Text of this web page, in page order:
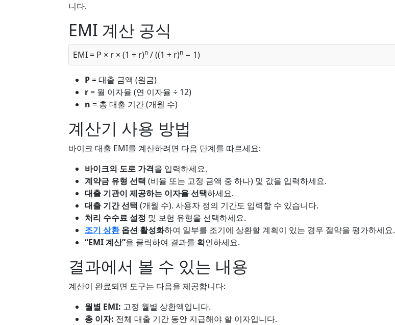
니다.
EMI 계산 공식
EMI = P × r × (1 + r)n / ((1 + r)n − 1)
P= 대출 금액 (원금)
r= 월 이자율 (연 이자율 ÷ 12)
n = 총 대출 기간 (개월 수)
계산기 사용 방법
바이크 대출 EMI를 계산하려면 다음 단계를 따르세요:
바이크의 도로 가격을 입력하세요.
계약금 유형 선택 (비율 또는 고정 금액 중 하나) 및 값을 입력하세요.
대출 기관이 제공하는 이자율 선택하세요.
대출 기간 선택 (개월 수). 사용자 정의 기간도 입력할 수 있습니다.
처리 수수료 설정 및 보험 유형을 선택하세요.
조기 상환옵션 활성화하여 일부를 조기에 상환할 계획이 있는 경우 절약을 평가하세요.
“EMI 계산”을 클릭하여 결과를 확인하세요.
결과에서 볼 수 있는 내용
계산이 완료되면 도구는 다음을 제공합니다:
월별 EMI: 고정 월별 상환액입니다.
총 이자: 전체 대출 기간 동안 지급해야 할 이자입니다.